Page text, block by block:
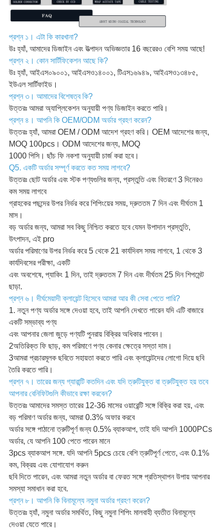
প্রশ্ন ১। এটা কি কারখানা?
উঃ হ্যাঁ, আমাদের ডিজাইন এবং উত্পাদন অভিজ্ঞতার 16 বছরেরও বেশি সময় আছে!
প্রশ্ন ২। কোন সার্টিফিকেশন আছে কি?
উঃ হ্যাঁ, আইএস০৯০০১, আইএসও১৪০০১, টিএস১৬৯৪৯, আইএসও১৩৪৮৫,
ইউএল সার্টিফাইড।
প্রশ্ন ৩। আমাদের বিশেষত্ব কি?
উত্তরঃ আমরা অ্যাপ্লিকেশন অনুযায়ী পণ্য ডিজাইন করতে পারি।
প্রশ্ন ৪। আপনি কি OEM/ODM অর্ডার গ্রহণ করেন?
উত্তরঃ হ্যাঁ, আমরা OEM / ODM আদেশ গ্রহণ করি। OEM আদেশের জন্য,
MOQ 100pcs। ODM আদেশের জন্য, MOQ
1000 পিসি। ছাঁচ ফি নকশা অনুযায়ী চার্জ করা হবে।
Q5. একটি অর্ডার সম্পূর্ণ করতে কত সময় লাগবে?
উত্তরঃ ছোট অর্ডার এবং স্টক পণ্যগুলির জন্য, প্রস্তুতি এবং বিতরণে 3 দিনেরও
কম সময় লাগবে
গ্রাহকের পছন্দের উপর নির্ভর করে শিপিংয়ের সময়, দ্রুততম 7 দিন এবং দীর্ঘতম 1
মাস।
বড় অর্ডার জন্য, আমরা সব কিছু নিশ্চিত করতে হবে যেমন উপাদান প্রস্তুতি,
উৎপাদন, এই pro
অর্ডার পরিমাণের উপর নির্ভর করে 5 থেকে 21 কার্যদিবস সময় লাগবে, 1 থেকে 3
কার্যদিবসের পরীক্ষা, একটি
এবং অবশেষে, প্যাকিং 1 দিন, তাই দ্রুততম 7 দিন এবং দীর্ঘতম 25 দিন শিপমেন্ট
ছাড়া.
প্রশ্ন ৬। দীর্ঘমেয়াদী ক্লায়েন্ট হিসেবে আমরা আর কী সেবা পেতে পারি?
1. নতুন পণ্য অর্ডার সঙ্গে দেওয়া হবে, তাই আপনি দেখতে পারেন যদি এটি বাজারে
একটি সম্ভাব্য পণ্য
এবং আপনার জেলা জুড়ে পণ্যটি পুনরায় বিক্রির অধিকার পাবেন।
2অতিরিক্ত ফি ছাড়, কম পরিমাণে পণ্য কেনার ক্ষেত্রে সস্তা দাম।
3আমরা প্রচারমূলক ছবিতে সহায়তা করতে পারি এবং ক্লায়েন্টদের লোগো দিয়ে ছবি
তৈরি করতে পারি।
প্রশ্ন ৭। তারের জন্য গ্যারান্টি কতদিন এবং যদি ত্রুটিযুক্ত বা ত্রুটিযুক্ত হয় তবে
আপনার বেনিফিটগুলি কীভাবে রক্ষা করবেন?
উত্তরঃ আমাদের সমস্ত তারের 12-36 মাসের ওয়ারেন্টি সঙ্গে বিক্রি করা হয়, এবং
বড় পরিমাণ অর্ডার জন্য, আমরা 0.3% অফার করবে
অর্ডার সঙ্গে পাঠানো ত্রুটিপূর্ণ জন্য 0.5% ব্যাকআপ, তাই যদি আপনি 1000PCs
অর্ডার, যে আপনি 100 পেতে পারেন মানে
3pcs ব্যাকআপ সঙ্গে. যদি আপনি 5pcs চেয়ে বেশি ত্রুটিপূর্ণ পেতে, এবং 0.1%
কম, বিক্রয় এবং যোগাযোগ করুন
ছবি দিতে পারেন, এবং আমরা নতুন অর্ডার বা ফেরত সঙ্গে প্রতিস্থাপন উপায় আপনার
সমস্যা সমাধান করা হবে.
প্রশ্ন ৮। আপনি কি বিনামূল্যে নমুনা অর্ডার গ্রহণ করেন?
উত্তরঃ হ্যাঁ, নমুনা অর্ডার সমর্থিত, কিছু নমুনা শিপিং মালবাহী ব্যতীত বিনামূল্যে
দেওয়া যেতে পারে।